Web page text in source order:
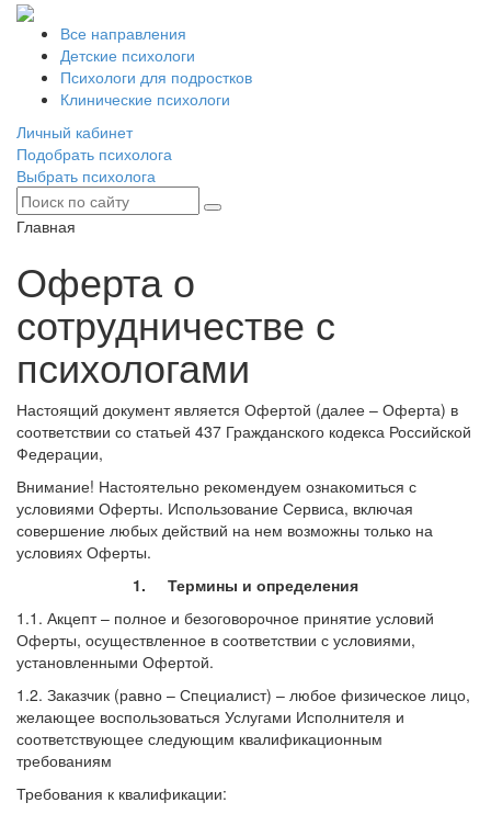
Все направления
Детские психологи
Психологи для подростков
Клинические психологи
Личный кабинет
Подобрать психолога
Выбрать психолога
Главная
Оферта о
сотрудничестве с
психологами
Настоящий документ является Офертой (далее – Оферта) в
соответствии со статьей 437 Гражданского кодекса Российской
Федерации,
Внимание! Настоятельно рекомендуем ознакомиться с
условиями Оферты. Использование Сервиса, включая
совершение любых действий на нем возможны только на
условиях Оферты.
1. Термины и определения
1.1. Акцепт – полное и безоговорочное принятие условий
Оферты, осуществленное в соответствии с условиями,
установленными Офертой.
1.2. Заказчик (равно – Специалист) – любое физическое лицо,
желающее воспользоваться Услугами Исполнителя и
соответствующее следующим квалификационным
требованиям
Требования к квалификации: